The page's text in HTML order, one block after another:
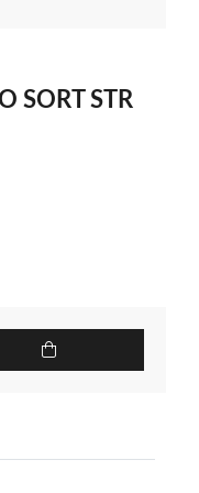
SORT STR